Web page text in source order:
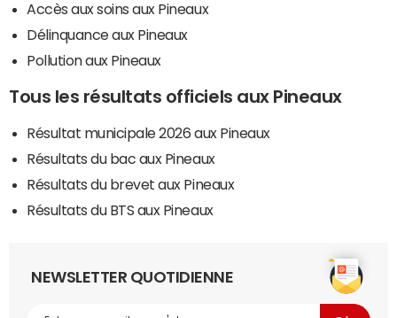
Accès aux soins aux Pineaux
Délinquance aux Pineaux
Pollution aux Pineaux
Tous les résultats officiels aux Pineaux
Résultat municipale 2026 aux Pineaux
Résultats du bac aux Pineaux
Résultats du brevet aux Pineaux
Résultats du BTS aux Pineaux
NEWSLETTER QUOTIDIENNE